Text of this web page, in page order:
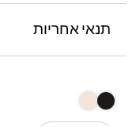
תנאי אחריות